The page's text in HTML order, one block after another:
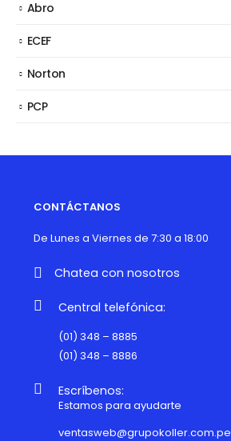
Abro
ECEF
Norton
PCP
CONTÁCTANOS
De Lunes a Viernes de 7:30 a 18:00
Chatea con nosotros
Central telefónica:
(01) 348 – 8885
(01) 348 – 8886
Escríbenos:
Estamos para ayudarte
ventasweb@grupokoller.com.pe